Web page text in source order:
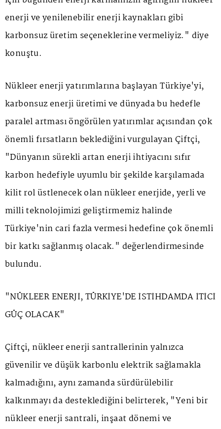
enerji ve yenilenebilir enerji kaynakları gibi
karbonsuz üretim seçeneklerine vermeliyiz." diye
konuştu.
Nükleer enerji yatırımlarına başlayan Türkiye'yi,
karbonsuz enerji üretimi ve dünyada bu hedefle
paralel artması öngörülen yatırımlar açısından çok
önemli fırsatların beklediğini vurgulayan Çiftçi,
"Dünyanın sürekli artan enerji ihtiyacını sıfır
karbon hedefiyle uyumlu bir şekilde karşılamada
kilit rol üstlenecek olan nükleer enerjide, yerli ve
milli teknolojimizi geliştirmemiz halinde
Türkiye'nin cari fazla vermesi hedefine çok önemli
bir katkı sağlanmış olacak." değerlendirmesinde
bulundu.
"NÜKLEER ENERJİ, TÜRKİYE'DE İSTİHDAMDA İTİCİ
GÜÇ OLACAK"
Çiftçi, nükleer enerji santrallerinin yalnızca
güvenilir ve düşük karbonlu elektrik sağlamakla
kalmadığını, aynı zamanda sürdürülebilir
kalkınmayı da desteklediğini belirterek, "Yeni bir
nükleer enerji santrali, inşaat dönemi ve